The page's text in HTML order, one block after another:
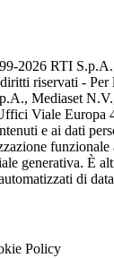
2026 RTI
riservati - Per
Mediaset
Viale Europa
e ai dati
funzionale
generativa. È
di
Policy